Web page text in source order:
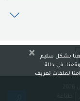
×
بشكل سليم
في حالة
لملفات تعريف